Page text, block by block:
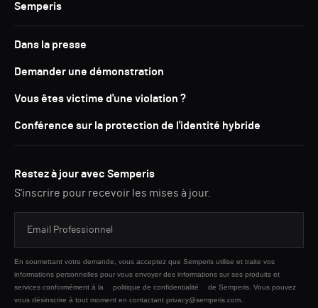
Semperis
Dans la presse
Demander une démonstration
Vous êtes victime d'une violation ?
Conférence sur la protection de l'identité hybride
Restez à jour avec Semperis
S'inscrire pour recevoir les mises à jour.
En soumettant votre demande, vous acceptez que Semperis utilise et traite vos
informations personnelles pour vous envoyer des informations sur ses produits et
services conformément à la
politique de confidentialité
de Semperis. Vous pouvez
vous désinscrire à tout moment en contactant privacy@semperis.com..